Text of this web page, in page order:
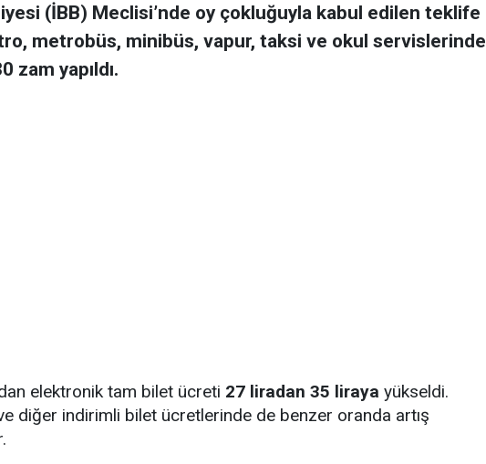
(İBB) Meclisi’nde oy çokluğuyla kabul edilen teklife
metrobüs, minibüs, vapur, taksi ve okul servislerinde
zam yapıldı.
elektronik tam bilet ücreti 27 liradan 35 liraya yükseldi.
diğer indirimli bilet ücretlerinde de benzer oranda artış